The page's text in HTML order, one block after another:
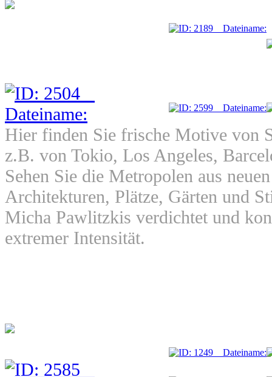
Hier finden Sie frische Motive von
z.B. von Tokio, Los Angeles,
Sehen Sie die Metropolen aus
Architekturen, Plätze, Gärten und
Micha Pawlitzkis verdichtet und
extremer Intensität.